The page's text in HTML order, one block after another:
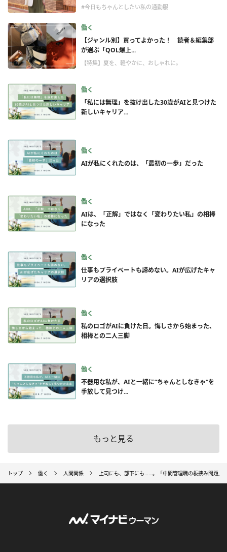
#今日もちゃんとしたい私の通勤服
働く
【ジャンル別】買ってよかった！ 読者＆編集部
が選ぶ「QOL爆上...
【特集】夏を、軽やかに、おしゃれに。
働く
「私には無理」を抜け出した30歳がAIと見つけた
新しいキャリア...
働く
AIが私にくれたのは、「最初の一歩」だった
働く
AIは、「正解」ではなく「変わりたい私」の相棒
になった
働く
仕事もプライベートも諦めない。AIが広げたキャ
リアの選択肢
働く
私のロゴがAIに負けた日。悔しさから始まった、
相棒との二人三脚
働く
不器用な私が、AIと一緒に”ちゃんとしなきゃ”を
手放して見つけ...
もっと見る
トップ 働く 人間関係 上司にも、部下にも……。「中間管理職の板挟み問題